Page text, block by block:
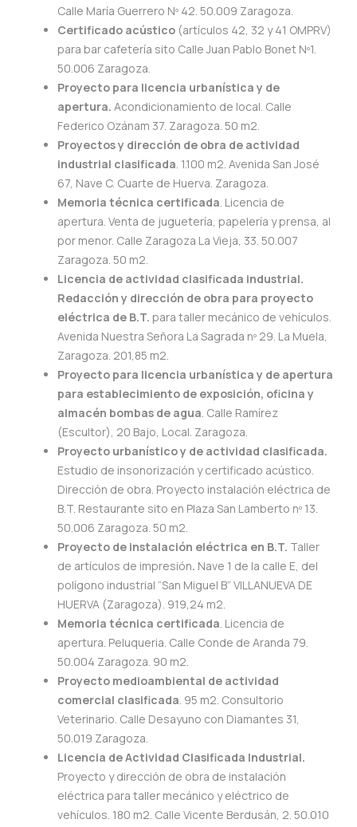
Calle María Guerrero Nº 42. 50.009 Zaragoza.
Certificado acústico (artículos 42, 32 y 41 OMPRV)
para bar cafetería sito Calle Juan Pablo Bonet Nº1.
50.006 Zaragoza.
Proyecto para licencia urbanística y de
apertura. Acondicionamiento de local. Calle
Federico Ozánam 37. Zaragoza. 50 m2.
Proyectos y dirección de obra de actividad
industrial clasificada. 1.100 m2. Avenida San José
67, Nave C. Cuarte de Huerva. Zaragoza.
Memoria técnica certificada. Licencia de
apertura. Venta de juguetería, papelería y prensa, al
por menor. Calle Zaragoza La Vieja, 33. 50.007
Zaragoza. 50 m2.
Licencia de actividad clasificada industrial.
Redacción y dirección de obra para proyecto
eléctrica de B.T. para taller mecánico de vehículos.
Avenida Nuestra Señora La Sagrada nº 29. La Muela,
Zaragoza. 201,85 m2.
Proyecto para licencia urbanística y de apertura
para establecimiento de exposición, oficina y
almacén bombas de agua. Calle Ramírez
(Escultor), 20 Bajo, Local. Zaragoza.
Proyecto urbanístico y de actividad clasificada.
Estudio de insonorización y certificado acústico.
Dirección de obra. Proyecto instalación eléctrica de
B.T. Restaurante sito en Plaza San Lamberto nº 13.
50.006 Zaragoza. 50 m2.
Proyecto de instalación eléctrica en B.T. Taller
de artículos de impresión. Nave 1 de la calle E, del
polígono industrial “San Miguel B” VILLANUEVA DE
HUERVA (Zaragoza). 919,24 m2.
Memoria técnica certificada. Licencia de
apertura. Peluqueria. Calle Conde de Aranda 79.
50.004 Zaragoza. 90 m2.
Proyecto medioambiental de actividad
comercial clasificada. 95 m2. Consultorio
Veterinario. Calle Desayuno con Diamantes 31,
50.019 Zaragoza.
Licencia de Actividad Clasificada Industrial.
Proyecto y dirección de obra de instalación
eléctrica para taller mecánico y eléctrico de
vehículos. 180 m2. Calle Vicente Berdusán, 2. 50.010